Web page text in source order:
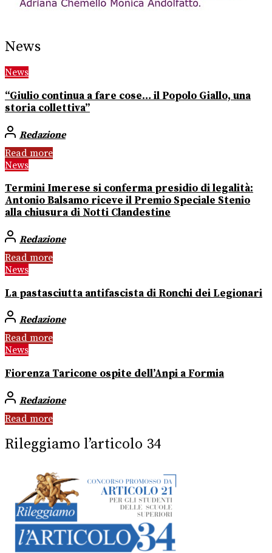
News
News
“Giulio continua a fare cose… il Popolo Giallo, una
storia collettiva”
Redazione
Read more
News
Termini Imerese si conferma presidio di legalità:
Antonio Balsamo riceve il Premio Speciale Stenio
alla chiusura di Notti Clandestine
Redazione
Read more
News
La pastasciutta antifascista di Ronchi dei Legionari
Redazione
Read more
News
Fiorenza Taricone ospite dell’Anpi a Formia
Redazione
Read more
Rileggiamo l’articolo 34